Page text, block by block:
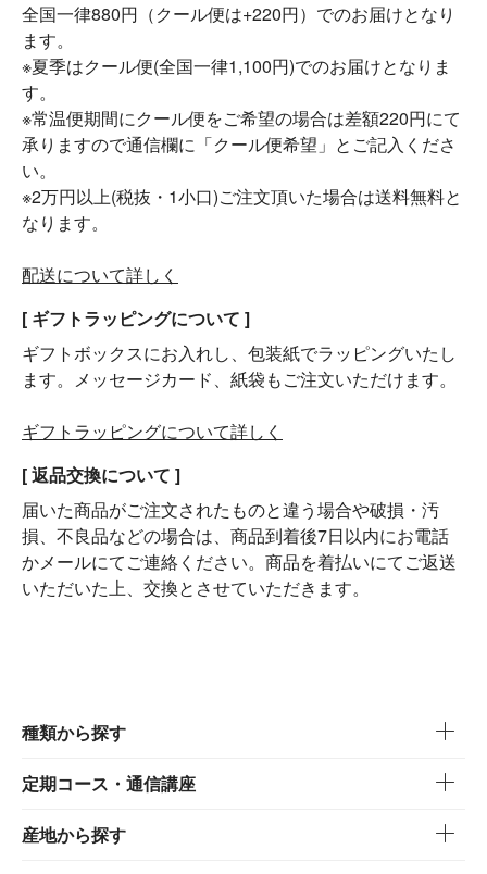
全国一律880円（クール便は+220円）でのお届けとなり
ます。
※夏季はクール便(全国一律1,100円)でのお届けとなりま
す。
※常温便期間にクール便をご希望の場合は差額220円にて
承りますので通信欄に「クール便希望」とご記入くださ
い。
※2万円以上(税抜・1小口)ご注文頂いた場合は送料無料と
なります。
配送について詳しく
[ ギフトラッピングについて ]
ギフトボックスにお入れし、包装紙でラッピングいたし
ます。メッセージカード、紙袋もご注文いただけます。
ギフトラッピングについて詳しく
[ 返品交換について ]
届いた商品がご注文されたものと違う場合や破損・汚
損、不良品などの場合は、商品到着後7日以内にお電話
かメールにてご連絡ください。商品を着払いにてご返送
いただいた上、交換とさせていただきます。
種類から探す
定期コース・通信講座
産地から探す